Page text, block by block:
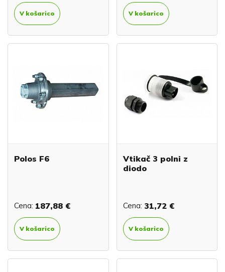
V košarico V košarico
Polos F6
Cena: 187,88 €
V košarico
Vtikač 3 polni z
diodo
Cena: 31,72 €
V košarico